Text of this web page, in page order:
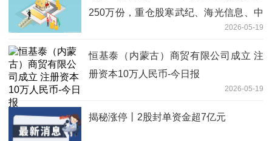
250万份，重仓股寒武纪、海光信息、中
2026-05-19
恒基泰（内蒙古）商贸有限公司成立 注
册资本10万人民币-今日报
2026-05-19
揭秘涨停丨2股封单资金超7亿元